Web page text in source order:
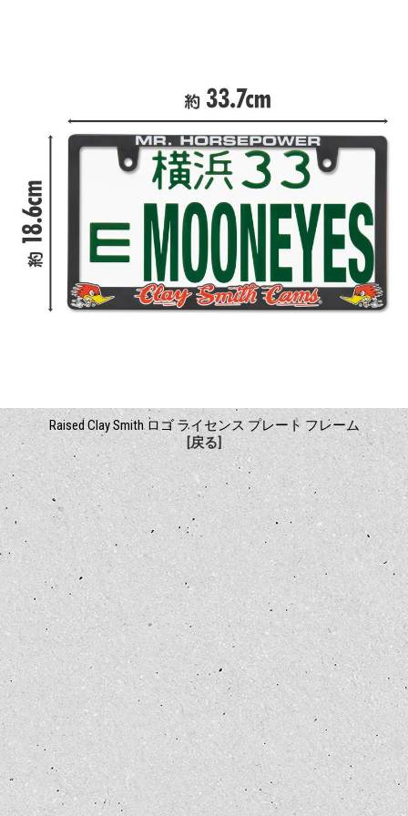
Raised Clay Smith ロゴ ライセンス プレート フレーム
[戻る]